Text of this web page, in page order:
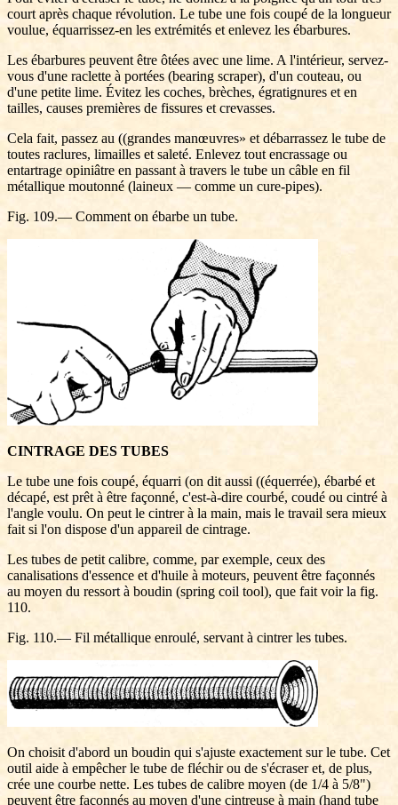
court après chaque révolution. Le tube une fois coupé de la longueur
voulue, équarrissez-en les extrémités et enlevez les ébarbures.
Les ébarbures peuvent être ôtées avec une lime. A l'intérieur, servez-
vous d'une raclette à portées (bearing scraper), d'un couteau, ou
d'une petite lime. Évitez les coches, brèches, égratignures et en
tailles, causes premières de fissures et crevasses.
Cela fait, passez au ((grandes manœuvres» et débarrassez le tube de
toutes raclures, limailles et saleté. Enlevez tout encrassage ou
entartrage opiniâtre en passant à travers le tube un câble en fil
métallique moutonné (laineux — comme un cure-pipes).
Fig. 109.— Comment on ébarbe un tube.
CINTRAGE DES TUBES
Le tube une fois coupé, équarri (on dit aussi ((équerrée), ébarbé et
décapé, est prêt à être façonné, c'est-à-dire courbé, coudé ou cintré à
l'angle voulu. On peut le cintrer à la main, mais le travail sera mieux
fait si l'on dispose d'un appareil de cintrage.
Les tubes de petit calibre, comme, par exemple, ceux des
canalisations d'essence et d'huile à moteurs, peuvent être façonnés
au moyen du ressort à boudin (spring coil tool), que fait voir la fig.
110.
Fig. 110.— Fil métallique enroulé, servant à cintrer les tubes.
On choisit d'abord un boudin qui s'ajuste exactement sur le tube. Cet
outil aide à empêcher le tube de fléchir ou de s'écraser et, de plus,
crée une courbe nette. Les tubes de calibre moyen (de 1/4 à 5/8")
peuvent être façonnés au moyen d'une cintreuse à main (hand tube